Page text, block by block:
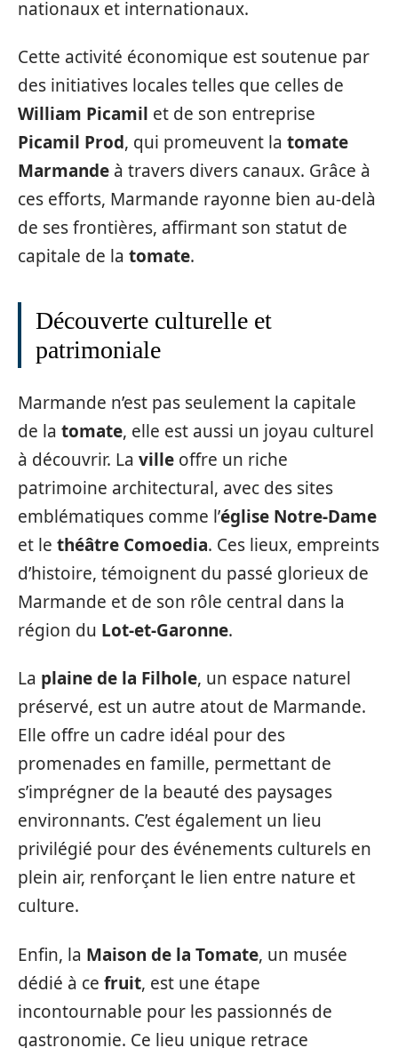
nationaux et internationaux.
Cette activité économique est soutenue par
des initiatives locales telles que celles de
William Picamil et de son entreprise
Picamil Prod, qui promeuvent la tomate
Marmande à travers divers canaux. Grâce à
ces efforts, Marmande rayonne bien au-delà
de ses frontières, affirmant son statut de
capitale de la tomate.
Découverte culturelle et
patrimoniale
Marmande n’est pas seulement la capitale
de la tomate, elle est aussi un joyau culturel
à découvrir. La ville offre un riche
patrimoine architectural, avec des sites
emblématiques comme l’église Notre-Dame
et le théâtre Comoedia. Ces lieux, empreints
d’histoire, témoignent du passé glorieux de
Marmande et de son rôle central dans la
région du Lot-et-Garonne.
La plaine de la Filhole, un espace naturel
préservé, est un autre atout de Marmande.
Elle offre un cadre idéal pour des
promenades en famille, permettant de
s’imprégner de la beauté des paysages
environnants. C’est également un lieu
privilégié pour des événements culturels en
plein air, renforçant le lien entre nature et
culture.
Enfin, la Maison de la Tomate, un musée
dédié à ce fruit, est une étape
incontournable pour les passionnés de
gastronomie. Ce lieu unique retrace